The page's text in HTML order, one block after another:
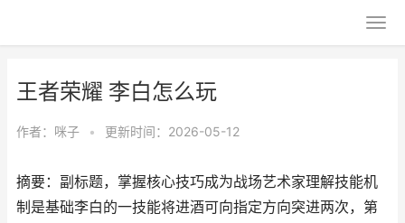
王者荣耀 李白怎么玩
作者： 咪子 • 更新时间：2026-05-12
摘要：副标题，掌握核心技巧成为战场艺术家理解技能机
制是基础李白的一技能将进酒可向指定方向突进两次，第